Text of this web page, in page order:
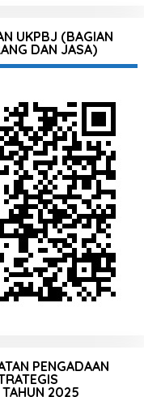
UKPBJ (BAGIAN
DAN JASA)
PENGADAAN
TAHUN 2025